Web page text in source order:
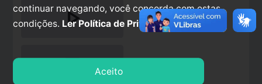
play_arrow
stop
continuar navegando, você concorda com estas
condições. Ler Política de Privacidade.
Aceito